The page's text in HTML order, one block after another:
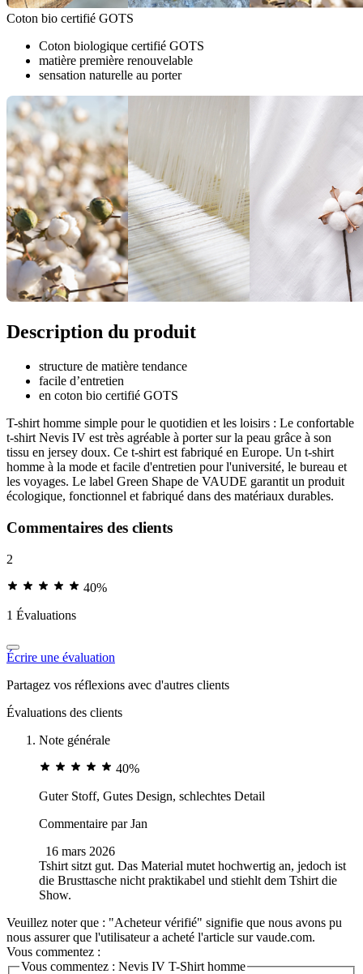
Coton bio certifié GOTS
Coton biologique certifié GOTS
matière première renouvelable
sensation naturelle au porter
Description du produit
structure de matière tendance
facile d’entretien
en coton bio certifié GOTS
T-shirt homme simple pour le quotidien et les loisirs : Le confortable
t-shirt Nevis IV est très agréable à porter sur la peau grâce à son
tissu en jersey doux. Ce t-shirt est fabriqué en Europe. Un t-shirt
homme à la mode et facile d'entretien pour l'université, le bureau et
les voyages. Le label Green Shape de VAUDE garantit un produit
écologique, fonctionnel et fabriqué dans des matériaux durables.
Commentaires des clients
2
40%
1 Évaluations
Écrire une évaluation
Partagez vos réflexions avec d'autres clients
Évaluations des clients
Note générale
40%
Guter Stoff, Gutes Design, schlechtes Detail
Commentaire parJan
16 mars 2026
Tshirt sitzt gut. Das Material mutet hochwertig an, jedoch ist
die Brusttasche nicht praktikabel und stiehlt dem Tshirt die
Show.
Veuillez noter que : "Acheteur vérifié" signifie que nous avons pu
nous assurer que l'utilisateur a acheté l'article sur vaude.com.
Vous commentez :
Vous commentez : Nevis IV T-Shirt homme